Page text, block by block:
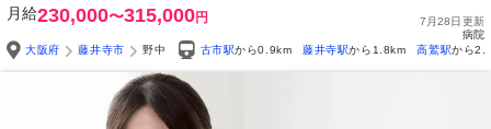
月給230,000〜315,000円
7月28日更新
病院
大阪府
藤井寺市 野中 古市駅から0.9km 藤井寺駅から1.8km 高鷲駅から